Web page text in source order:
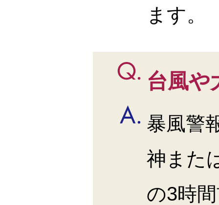
ます。
台風や
暴風警
神また
の3時